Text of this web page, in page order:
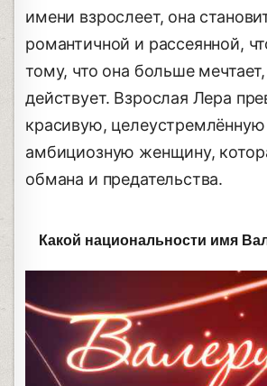
имени взрослеет, она
романтичной и рассеянной,
тому, что она больше
действует. Взрослая Лера
красивую, целеустремлённую
амбициозную женщину,
обмана и предательства.
Какой национальности имя